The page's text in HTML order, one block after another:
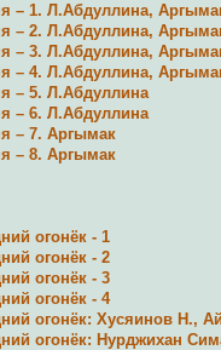
– 1. Л.Абдуллина,
– 2. Л.Абдуллина,
– 3. Л.Абдуллина,
– 4. Л.Абдуллина,
– 5. Л.Абдуллина
– 6. Л.Абдуллина
– 7. Аргымак
– 8. Аргымак
огонёк - 1
огонёк - 2
огонёк - 3
огонёк - 4
огонёк: Хусяинов Н.,
огонёк: Нурджихан